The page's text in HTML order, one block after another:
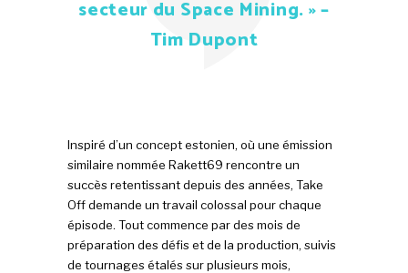
secteur du Space Mining. » –
Tim Dupont
Inspiré d’un concept estonien, où une émission
similaire nommée Rakett69 rencontre un
succès retentissant depuis des années, Take
Off demande un travail colossal pour chaque
épisode. Tout commence par des mois de
préparation des défis et de la production, suivis
de tournages étalés sur plusieurs mois,